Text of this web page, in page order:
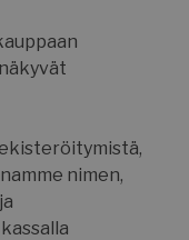
nimen,